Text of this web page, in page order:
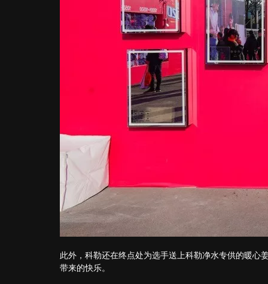
此外，科勒还在终点处为选手送上科勒净水专供的暖心
带来的快乐。